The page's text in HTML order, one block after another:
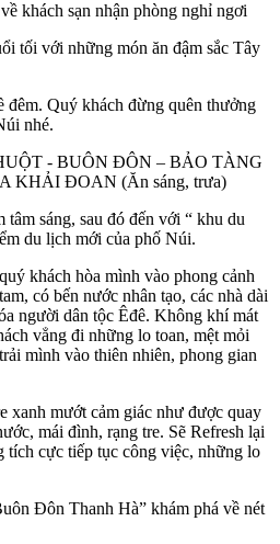
khách sạn nhận phòng nghỉ ngơi
tối với những món ăn đậm sắc Tây
Quý khách đừng quên thưởng
nhé.
- BUÔN ĐÔN – BẢO TÀNG
KHẢI ĐOAN (Ăn sáng, trưa)
sáng, sau đó đến với “ khu du
du lịch mới của phố Núi.
khách hòa mình vào phong cảnh
có bến nước nhân tạo, các nhà dài
người dân tộc Êđê. Không khí mát
vẳng đi những lo toan, mệt mỏi
mình vào thiên nhiên, phong gian
xanh mướt cảm giác như được quay
mái đình, rạng tre. Sẽ Refresh lại
tích cực tiếp tục công việc, những lo
Đôn Thanh Hà” khám phá về nét